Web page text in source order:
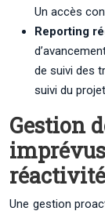
Un accès
Reporting
de suivi des
suivi du
Gestion
réactivité
Une gestion